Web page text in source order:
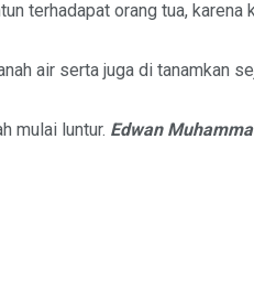
terhadapat orang tua,
air serta juga di tanamkan
mulai luntur. Edwan